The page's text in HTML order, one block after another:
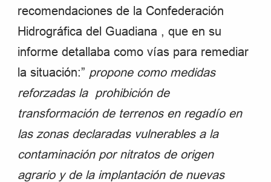
recomendaciones de la Confederación
Hidrográfica del Guadiana , que en su
informe detallaba como vías para remediar
la situación:” propone como medidas
reforzadas la prohibición de
transformación de terrenos en regadío en
las zonas declaradas vulnerables a la
contaminación por nitratos de origen
agrario y de la implantación de nuevas